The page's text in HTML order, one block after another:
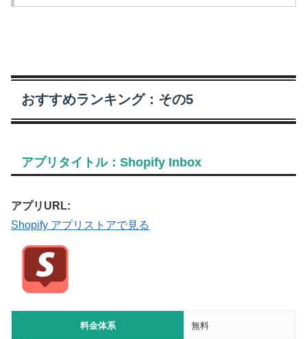
おすすめランキング：その5
アプリタイトル：Shopify Inbox
アプリURL:
Shopify アプリストアで見る
料金体系 無料